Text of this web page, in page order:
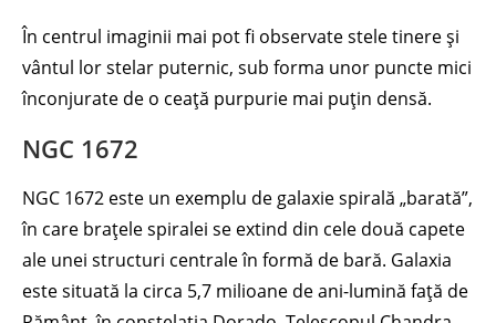
În centrul imaginii mai pot fi observate stele tinere și
vântul lor stelar puternic, sub forma unor puncte mici
înconjurate de o ceață purpurie mai puțin densă.
NGC 1672
NGC 1672 este un exemplu de galaxie spirală „barată”,
în care brațele spiralei se extind din cele două capete
ale unei structuri centrale în formă de bară. Galaxia
este situată la circa 5,7 milioane de ani-lumină față de